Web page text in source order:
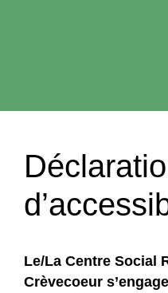
Le/La Centre Social
Crèvecoeur